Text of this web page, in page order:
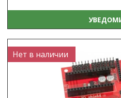
Нет в наличии